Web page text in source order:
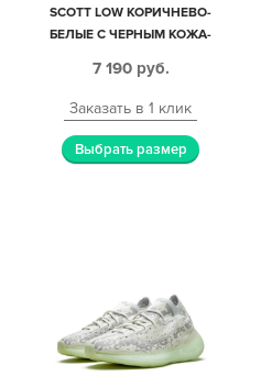
SCOTT LOW КОРИЧНЕВО-
БЕЛЫЕ С ЧЕРНЫМ КОЖА-
7 190 руб.
Заказать в 1 клик
Выбрать размер